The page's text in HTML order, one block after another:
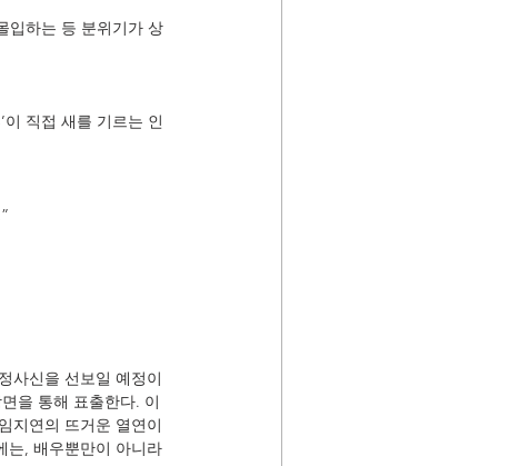
입하는 등 분위기가 상
이 직접 새를 기르는 인
사신을 선보일 예정이
을 통해 표출한다. 이
지연의 뜨거운 열연이
는, 배우뿐만이 아니라